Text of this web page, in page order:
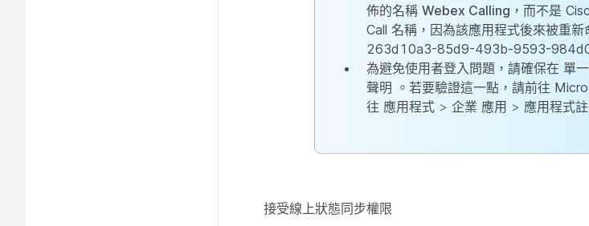
佈的名稱 Webex Calling ，而不是
Call 名稱，因為該應用程式後來被重
263d10a3-85d9-493b-9593-
為避免使用者登入問題，請確保在 單
聲明 。若要驗證這一點，請前往
往 應用程式 > 企業 應用 > 應用程式
接受線上狀態同步權限